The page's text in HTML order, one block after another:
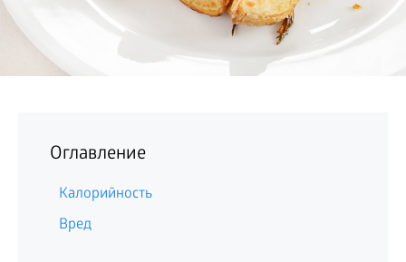
Оглавление
Калорийность
Вред